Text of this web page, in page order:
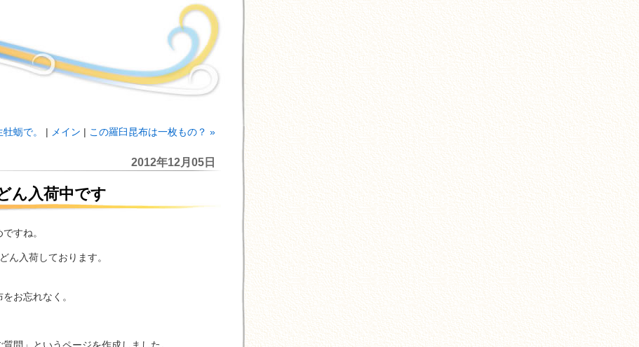
蛎で。 | メイン | この羅臼昆布は一枚もの？ »
2012年12月05日
ん入荷中です
すね。
ん入荷しております。
お忘れなく。
問」というページを作成しました。